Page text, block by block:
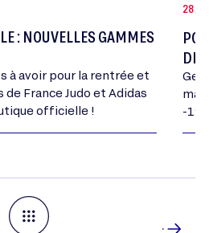
: NOUVELLES GAMMES
à avoir pour la rentrée et
France Judo et Adidas
officielle !
28
DE
-